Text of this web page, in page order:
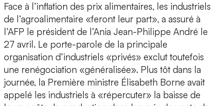
Face à l’inflation des prix alimentaires, les industriels
de l’agroalimentaire «feront leur part», a assuré à
l’AFP le président de l’Ania Jean-Philippe André le
27 avril. Le porte-parole de la principale
organisation d’industriels «privés» exclut toutefois
une renégociation «généralisée». Plus tôt dans la
journée, la Première ministre Élisabeth Borne avait
appelé les industriels à «répercuter» la baisse de